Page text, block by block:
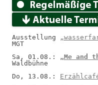
Ausstellung
MGT
Sa, 01.08.: „Me and
Waldbühne
Do, 13.08.: